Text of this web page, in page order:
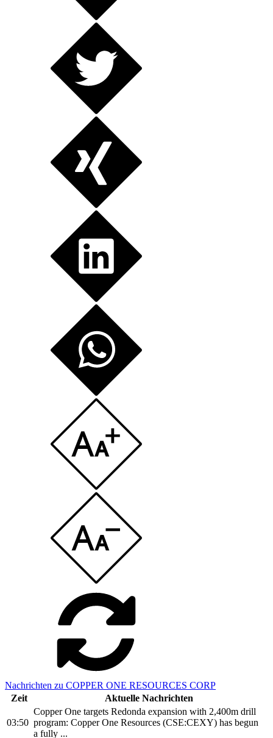
Nachrichten zu COPPER ONE RESOURCES CORP
Zeit
Aktuelle Nachrichten
03:50
Copper One targets Redonda expansion with 2,400m drill
program: Copper One Resources (CSE:CEXY) has begun
a fully ...